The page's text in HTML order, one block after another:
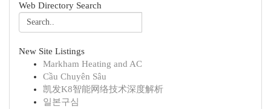
Web Directory Search
New Site Listings
Markham Heating and AC
Cầu Chuyên Sâu
凯发K8智能网络技术深度解析
일본구심